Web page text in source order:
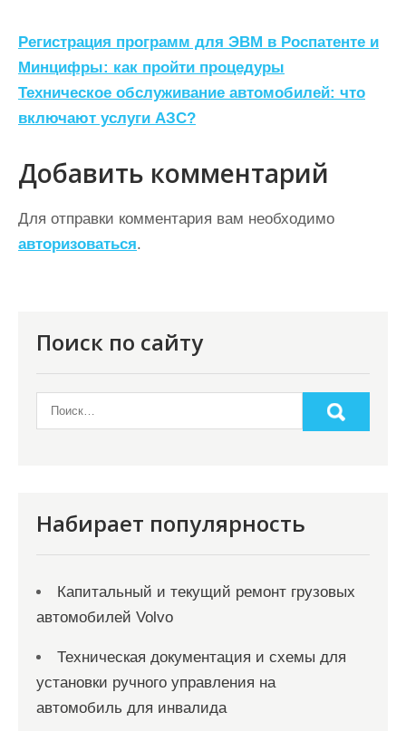
Н
а
в
и
г
а
ц
и
м
Регистрация программ для ЭВМ в Роспатенте и
Минцифры: как пройти процедуры
Техническое обслуживание автомобилей: что
включают услуги АЗС?
Добавить комментарий
Для отправки комментария вам необходимо
авторизоваться.
Поиск по сайту
Набирает популярность
Капитальный и текущий ремонт грузовых
автомобилей Volvo
Техническая документация и схемы для
установки ручного управления на
автомобиль для инвалида